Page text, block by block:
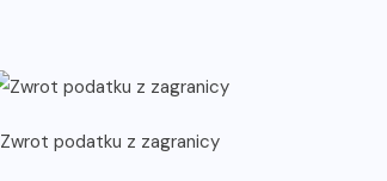
Zwrot podatku z zagranicy